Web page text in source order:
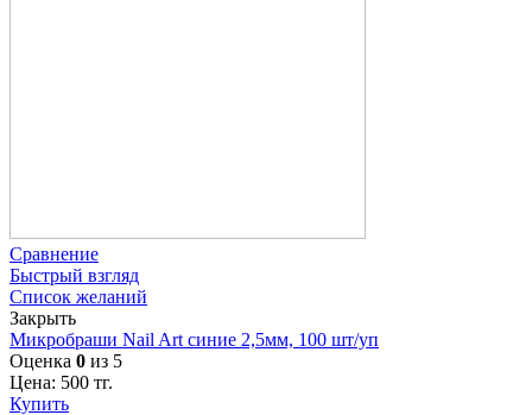
Сравнение
Быстрый взгляд
Список желаний
Закрыть
Микробраши Nail Art синие 2,5мм, 100 шт/уп
Оценка 0 из 5
Цена: 500 тг.
Купить